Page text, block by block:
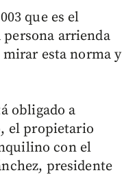
que es el
arrienda
esta norma y
obligado a
el propietario
con el
presidente